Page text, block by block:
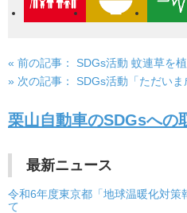
投
ナ
ビ
ゲ
ー
« 前の記事：
SDGs活動 蚊連草を植
» 次の記事：
SDGs活動「ただいま
栗山自動車のSDGsへの
最新ニュース
令和6年度東京都「地球温暖化対
て